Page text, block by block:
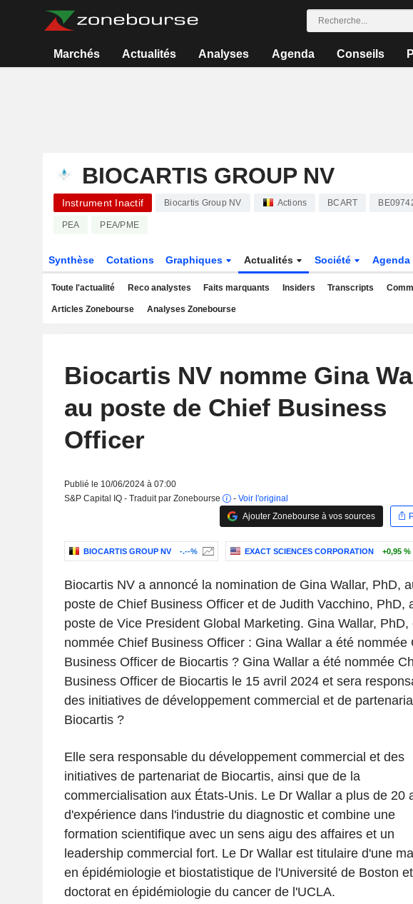
Marchés Actualités Analyses Agenda Conseils
BIOCARTIS GROUP NV
Instrument Inactif Biocartis Group NV Actions BCART
PEA PEA/PME
Synthèse Cotations Graphiques Actualités Société Agenda
Toute l'actualité Reco analystes Faits marquants Insiders Transcripts
Articles Zonebourse Analyses Zonebourse
Biocartis NV nomme Gina
au poste de Chief Business
Officer
Publié le 10/06/2024 à 07:00
S&P Capital IQ - Traduit par Zonebourse
- Voir l'original
Ajouter Zonebourse à vos sources
BIOCARTIS GROUP NV -.--% EXACT SCIENCES CORPORATION +0,95 %
Biocartis NV a annoncé la nomination de Gina Wallar, PhD,
poste de Chief Business Officer et de Judith Vacchino, PhD,
poste de Vice President Global Marketing. Gina Wallar, PhD,
nommée Chief Business Officer : Gina Wallar a été nommée
Business Officer de Biocartis ? Gina Wallar a été nommée
Business Officer de Biocartis le 15 avril 2024 et sera
des initiatives de développement commercial et de
Biocartis ?
Elle sera responsable du développement commercial et des
initiatives de partenariat de Biocartis, ainsi que de la
commercialisation aux États-Unis. Le Dr Wallar a plus de 20
d'expérience dans l'industrie du diagnostic et combine une
formation scientifique avec un sens aigu des affaires et un
leadership commercial fort. Le Dr Wallar est titulaire d'une
en épidémiologie et biostatistique de l'Université de Boston
doctorat en épidémiologie du cancer de l'UCLA.